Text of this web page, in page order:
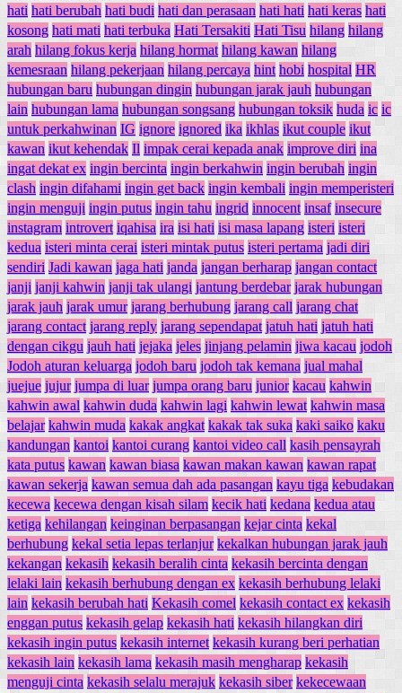
hati hati berubah hati budi hati dan perasaan hati hati hati keras hati
kosong hati mati hati terbuka Hati Tersakiti Hati Tisu hilang hilang
arah hilang fokus kerja hilang hormat hilang kawan hilang
kemesraan hilang pekerjaan hilang percaya hint hobi hospital HR
hubungan baru hubungan dingin hubungan jarak jauh hubungan
lain hubungan lama hubungan songsang hubungan toksik huda ic ic
untuk perkahwinan IG ignore ignored ika ikhlas ikut couple ikut
kawan ikut kehendak Il impak cerai kepada anak improve diri ina
ingat dekat ex ingin bercinta ingin berkahwin ingin berubah ingin
clash ingin difahami ingin get back ingin kembali ingin memperisteri
ingin menguji ingin putus ingin tahu ingrid innocent insaf insecure
instagram introvert iqahisa ira isi hati isi masa lapang isteri isteri
kedua isteri minta cerai isteri mintak putus isteri pertama jadi diri
sendiri Jadi kawan jaga hati janda jangan berharap jangan contact
janji janji kahwin janji tak ulangi jantung berdebar jarak hubungan
jarak jauh jarak umur jarang berhubung jarang call jarang chat
jarang contact jarang reply jarang sependapat jatuh hati jatuh hati
dengan cikgu jauh hati jejaka jeles jinjang pelamin jiwa kacau jodoh
Jodoh aturan keluarga jodoh baru jodoh tak kemana jual mahal
juejue jujur jumpa di luar jumpa orang baru junior kacau kahwin
kahwin awal kahwin duda kahwin lagi kahwin lewat kahwin masa
belajar kahwin muda kakak angkat kakak tak suka kaki saiko kaku
kandungan kantoi kantoi curang kantoi video call kasih pensayrah
kata putus kawan kawan biasa kawan makan kawan kawan rapat
kawan sekerja kawan semua dah ada pasangan kayu tiga kebudakan
kecewa kecewa dengan kisah silam kecik hati kedana kedua atau
ketiga kehilangan keinginan berpasangan kejar cinta kekal
berhubung kekal setia lepas terlanjur kekalkan hubungan jarak jauh
kekangan kekasih kekasih beralih cinta kekasih bercinta dengan
lelaki lain kekasih berhubung dengan ex kekasih berhubung lelaki
lain kekasih berubah hati Kekasih comel kekasih contact ex kekasih
enggan putus kekasih gelap kekasih hati kekasih hilangkan diri
kekasih ingin putus kekasih internet kekasih kurang beri perhatian
kekasih lain kekasih lama kekasih masih mengharap kekasih
menguji cinta kekasih selalu merajuk kekasih siber kekecewaan